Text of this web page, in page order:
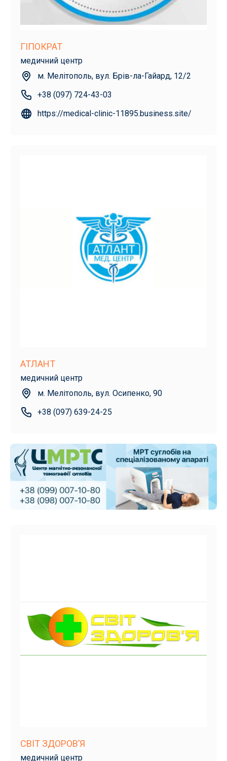
ГІПОКРАТ
медичний центр
м. Мелітополь, вул. Брів-ла-Гайард, 12/2
+38 (097) 724-43-03
https://medical-clinic-11895.business.site/
АТЛАНТ
медичний центр
м. Мелітополь, вул. Осипенко, 90
+38 (097) 639-24-25
СВІТ ЗДОРОВ’Я
медичний центр